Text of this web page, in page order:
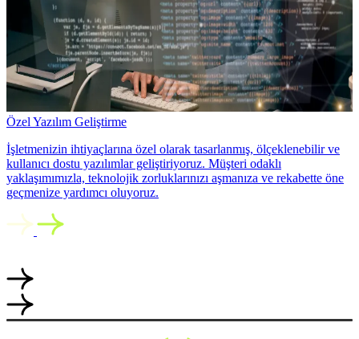
Özel Yazılım Geliştirme
İşletmenizin ihtiyaçlarına özel olarak tasarlanmış, ölçeklenebilir ve
kullanıcı dostu yazılımlar geliştiriyoruz. Müşteri odaklı
yaklaşımımızla, teknolojik zorluklarınızı aşmanıza ve rekabette öne
geçmenize yardımcı oluyoruz.